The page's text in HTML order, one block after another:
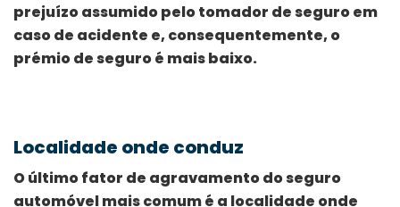
prejuízo assumido pelo tomador de seguro em
caso de acidente e, consequentemente, o
prémio de seguro é mais baixo.
Localidade onde conduz
O último fator de agravamento do seguro
automóvel mais comum é a localidade onde